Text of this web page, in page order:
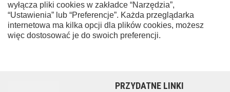
wyłącza pliki cookies w zakładce “Narzędzia”,
“Ustawienia” lub “Preferencje”. Każda przeglądarka
internetowa ma kilka opcji dla plików cookies, możesz
więc dostosować je do swoich preferencji.
PRZYDATNE LINKI